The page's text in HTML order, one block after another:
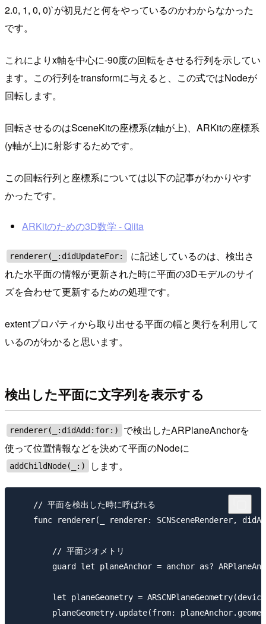
2.0, 1, 0, 0)`が初見だと何をやっているのかわからなかった
です。
これによりx軸を中心に-90度の回転をさせる行列を示してい
ます。この行列をtransformに与えると、この式ではNodeが
回転します。
回転させるのはSceneKitの座標系(z軸が上)、ARKitの座標系
(y軸が上)に射影するためです。
この回転行列と座標系については以下の記事がわかりやす
かったです。
ARKitのための3D数学 - Qiita
renderer(_:didUpdateFor:
に記述しているのは、検出さ
れた水平面の情報が更新された時に平面の3Dモデルのサイ
ズを合わせて更新するための処理です。
extentプロパティから取り出せる平面の幅と奥行を利用して
いるのがわかると思います。
検出した平面に文字列を表示する
renderer(_:didAdd:for:)
で検出したARPlaneAnchorを
使って位置情報などを決めて平面のNodeに
addChildNode(_:) します。
    // 平面を検出した時に呼ばれる
func renderer(_ renderer: SCNSceneRenderer,
        // 平面ジオメトリ
guard let planeAnchor = anchor as?
let planeGeometry =
planeGeometry.update(from: